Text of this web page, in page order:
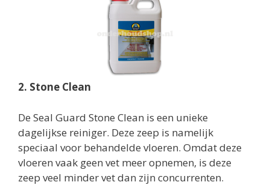
2. Stone Clean
De Seal Guard Stone Clean is een unieke
dagelijkse reiniger. Deze zeep is namelijk
speciaal voor behandelde vloeren. Omdat deze
vloeren vaak geen vet meer opnemen, is deze
zeep veel minder vet dan zijn concurrenten.